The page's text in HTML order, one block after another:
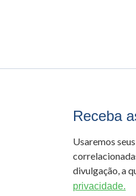
Receba
Usaremos
divulgação, a
privacidade.